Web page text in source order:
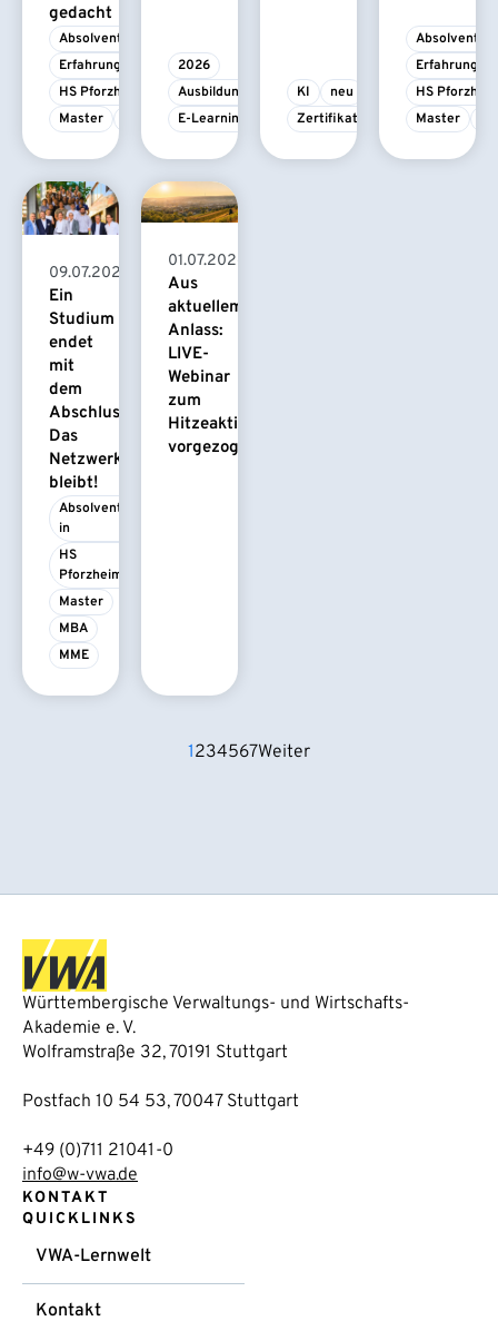
gedacht
Absolvent/-in
Erfahrungsbericht
HS Pforzheim
Master
2026
Ausbildung
E-Learning
KI
neu
Zertifikatskurs
Absolvent/-
HS
Master
09.07.2026
Ein
Studium
endet
mit
dem
Abschluss.
Das
Netzwerk
bleibt!
Absolvent/-
in
HS
Pforzheim
Master
MBA
MME
01.07.2026
Aus
aktuellem
Anlass:
LIVE-
Webinar
zum
Hitzeaktionsplan
vorgezogen
1234567Weiter
Württembergische Verwaltungs- und Wirtschafts-
Akademie e. V.
Wolframstraße 32, 70191 Stuttgart
Postfach 10 54 53, 70047 Stuttgart
+49 (0)711 21041-0
info@w-vwa.de
KONTAKT
QUICKLINKS
VWA-Lernwelt
Kontakt